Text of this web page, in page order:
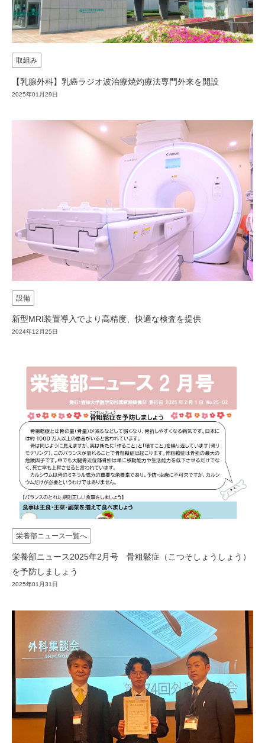
取組み
【乳腺外科】乳癌ラジオ波治療焼灼療法専門外来を開設
2025年01月29日
設備
新型MRI装置導入でより高精度、快適な検査を提供
2024年12月25日
栄養部ニュース一覧へ
栄養部ニュース2025年2月号 骨粗鬆症（こつそしょうしょう）
を予防しましょう
2025年01月31日